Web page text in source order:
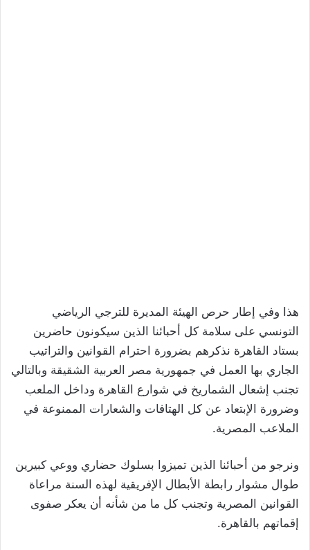
هذا وفي إطار حرص الهيئة المديرة للترجي الرياضي
التونسي على سلامة كل أحبائنا الذين سيكونون حاضرين
بستاد القاهرة نذكرهم بضرورة احترام القوانين والتراتيب
الجاري بها العمل في جمهورية مصر العربية الشقيقة وبالتالي
تجنب إشعال الشماريخ في شوارع القاهرة وداخل الملعب
وضرورة الإبتعاد عن كل الهتافات والشعارات الممنوعة في
الملاعب المصرية.
ونرجو من أحبائنا الذين تميزوا بسلوك حضاري ووعي كبيرين
طوال مشوار رابطة الأبطال الإفريقية لهذه السنة مراعاة
القوانين المصرية وتجنب كل ما من شأنه أن يعكر صفوى
إقماتهم بالقاهرة.